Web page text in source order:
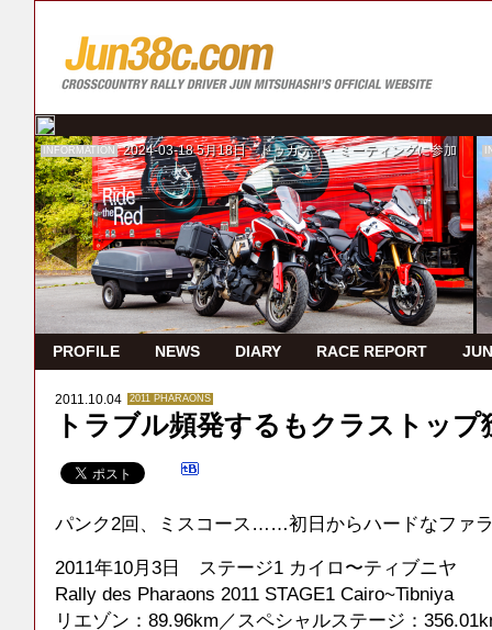
INFORMATION 2024-03-18 5月18日 ドゥカティ・ミーティングに参加
PROFILE NEWS DIARY RACE REPORT
2011.10.04 2011 PHARAONS
トラブル頻発するもクラストップ
パンク2回、ミスコース……初日からハードなファ
2011年10月3日 ステージ1 カイロ〜ティブニヤ
Rally des Pharaons 2011 STAGE1 Cairo~Tibniya
リエゾン：89.96km／スペシャルステージ：